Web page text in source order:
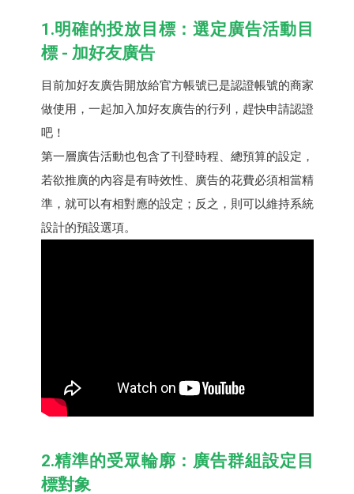
1.明確的投放目標：選定廣告活動目
標 - 加好友廣告
目前加好友廣告開放給官方帳號已是認證帳號的商家
做使用，一起加入加好友廣告的行列，趕快申請認證
吧！
第一層廣告活動也包含了刊登時程、總預算的設定，
若欲推廣的內容是有時效性、廣告的花費必須相當精
準，就可以有相對應的設定；反之，則可以維持系統
設計的預設選項。
2.精準的受眾輪廓：廣告群組設定目
標對象